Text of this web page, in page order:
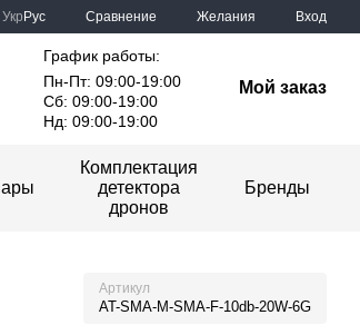
Укр Рус Сравнение Желания Вход
График работы:
Пн-Пт: 09:00-19:00
Сб: 09:00-19:00
Нд: 09:00-19:00
Мой заказ
Комплектация
детектора
дронов
Бренды
Артикул
AT-SMA-M-SMA-F-10db-20W-6G